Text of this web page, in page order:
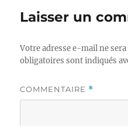
Laisser un
Votre adresse e-mail ne sera
obligatoires sont indiqués
COMMENTAIRE *